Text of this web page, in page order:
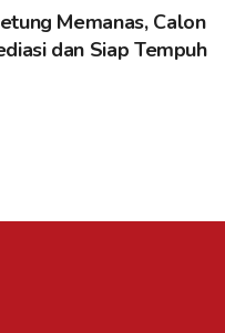
Memanas, Calon
dan Siap Tempuh